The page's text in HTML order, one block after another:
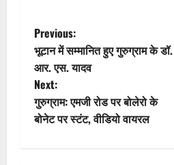
P
o
s
t
Previous:
भूटान में सम्मानित हुए गुरुग्राम के डॉ.
आर. एस. यादव
Next:
गुरुग्राम: एमजी रोड पर बोलेरो के
बोनेट पर स्टंट, वीडियो वायरल